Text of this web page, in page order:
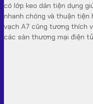
có lớp keo dán tiện dụng
nhanh chóng và thuận tiện
vạch A7 cũng tương thích
các sàn thương mại điện